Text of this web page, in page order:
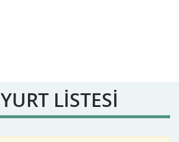
YURT LİSTESİ